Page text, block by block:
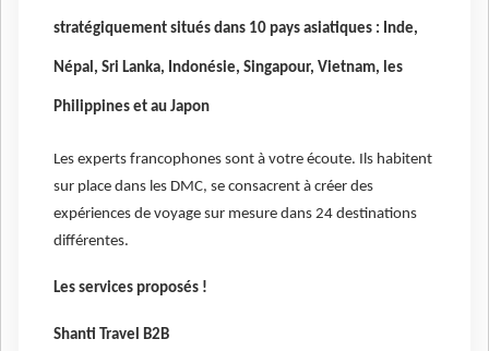
stratégiquement situés dans 10 pays asiatiques : Inde,
Népal, Sri Lanka, Indonésie, Singapour, Vietnam, les
Philippines et au Japon
Les experts francophones sont à votre écoute. Ils habitent
sur place dans les DMC, se consacrent à créer des
expériences de voyage sur mesure dans 24 destinations
différentes.
Les services proposés !
Shanti Travel B2B